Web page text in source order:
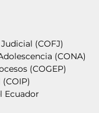
(COFJ)
(CONA)
(COGEP)
Ecuador